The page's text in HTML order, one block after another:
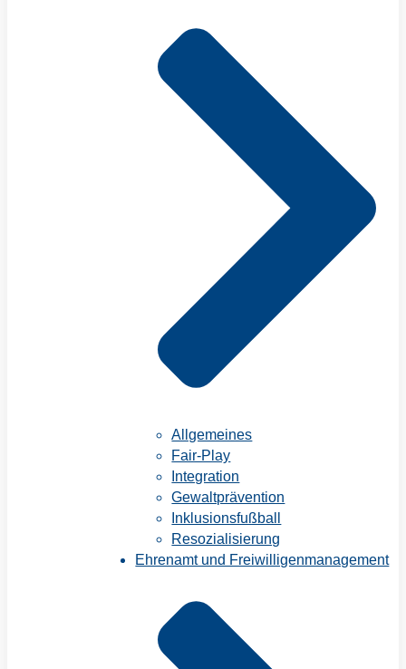
Allgemeines
Fair-Play
Integration
Gewaltprävention
Inklusionsfußball
Resozialisierung
Ehrenamt und Freiwilligenmanagement